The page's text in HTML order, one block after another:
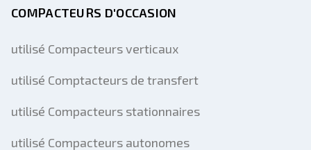
COMPACTEURS D'OCCASION
utilisé Compacteurs verticaux
utilisé Comptacteurs de transfert
utilisé Compacteurs stationnaires
utilisé Compacteurs autonomes